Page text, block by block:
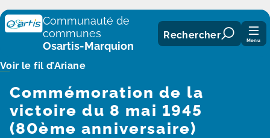
Panneau de gestion des cookies
Communauté de
communes
Osartis-Marquion
Rechercher Menu
Voir le fil d’Ariane
Commémoration de la
victoire du 8 mai 1945
(80ème anniversaire)